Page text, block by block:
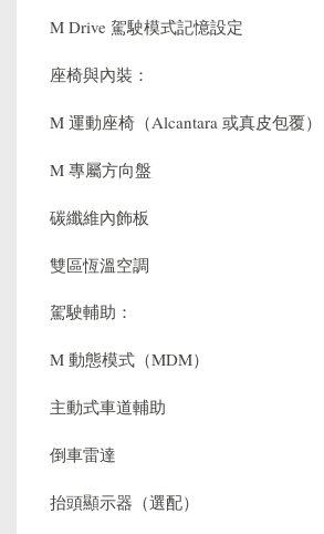
M Drive 駕駛模式記憶設定
座椅與內裝：
M 運動座椅（Alcantara 或真皮包覆）
M 專屬方向盤
碳纖維內飾板
雙區恆溫空調
駕駛輔助：
M 動態模式（MDM）
主動式車道輔助
倒車雷達
抬頭顯示器（選配）